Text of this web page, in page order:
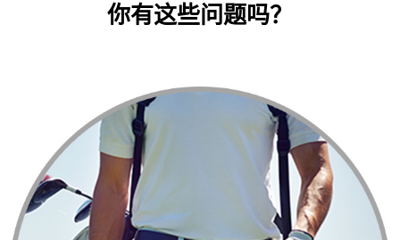
你有这些问题吗？